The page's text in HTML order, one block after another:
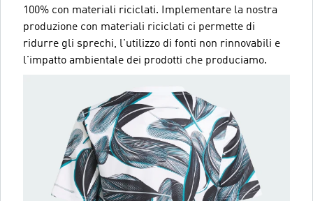
100% con materiali riciclati. Implementare la nostra
produzione con materiali riciclati ci permette di
ridurre gli sprechi, l'utilizzo di fonti non rinnovabili e
l'impatto ambientale dei prodotti che produciamo.